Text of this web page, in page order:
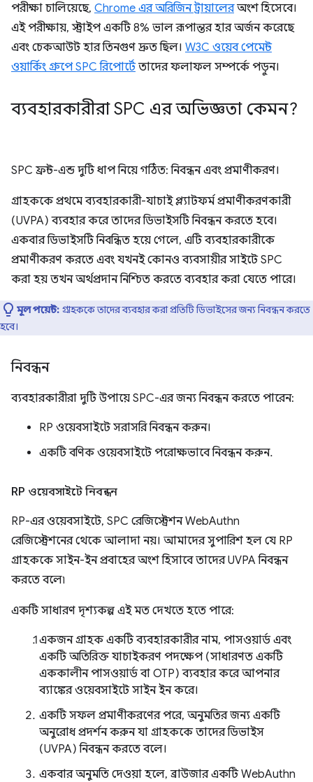
পরীক্ষা চালিয়েছে, Chrome এর অরিজিন ট্রায়ালেরঅংশ হিসেবে।
এই পরীক্ষায়, স্ট্রাইপ একটি 8% ভাল রূপান্তর হার অর্জন করেছে
এবং চেকআউট হার তিনগুণ দ্রুত ছিল। W3C ওয়েব পেমেন্ট
ওয়ার্কিং গ্রুপে SPC রিপোর্টেতাদের ফলাফল সম্পর্কে পড়ুন।
ব্যবহারকারীরা SPC এর অভিজ্ঞতা কেমন?
SPC ফ্রন্ট-এন্ড দুটি ধাপ নিয়ে গঠিত: নিবন্ধন এবং প্রমাণীকরণ।
গ্রাহককে প্রথমে ব্যবহারকারী-যাচাই প্ল্যাটফর্ম প্রমাণীকরণকারী
(UVPA) ব্যবহার করে তাদের ডিভাইসটি নিবন্ধন করতে হবে।
একবার ডিভাইসটি নিবন্ধিত হয়ে গেলে, এটি ব্যবহারকারীকে
প্রমাণীকরণ করতে এবং যখনই কোনও ব্যবসায়ীর সাইটে SPC
করা হয় তখন অর্থপ্রদান নিশ্চিত করতে ব্যবহার করা যেতে পারে।
মূল পয়েন্ট: গ্রাহককে তাদের ব্যবহার করা প্রতিটি ডিভাইসের জন্য নিবন্ধন করতে
হবে।
নিবন্ধন
ব্যবহারকারীরা দুটি উপায়ে SPC-এর জন্য নিবন্ধন করতে পারেন:
RP ওয়েবসাইটে সরাসরি নিবন্ধন করুন।
একটি বণিক ওয়েবসাইটে পরোক্ষভাবে নিবন্ধন করুন.
RP ওয়েবসাইটে নিবন্ধন
RP-এর ওয়েবসাইটে, SPC রেজিস্ট্রেশন WebAuthn
রেজিস্ট্রেশনের থেকে আলাদা নয়। আমাদের সুপারিশ হল যে RP
গ্রাহককে সাইন-ইন প্রবাহের অংশ হিসাবে তাদের UVPA নিবন্ধন
করতে বলে৷
একটি সাধারণ দৃশ্যকল্প এই মত দেখতে হতে পারে:
একজন গ্রাহক একটি ব্যবহারকারীর নাম, পাসওয়ার্ড এবং
একটি অতিরিক্ত যাচাইকরণ পদক্ষেপ (সাধারণত একটি
এককালীন পাসওয়ার্ড বা OTP) ব্যবহার করে আপনার
ব্যাঙ্কের ওয়েবসাইটে সাইন ইন করে।
একটি সফল প্রমাণীকরণের পরে, অনুমতির জন্য একটি
অনুরোধ প্রদর্শন করুন যা গ্রাহককে তাদের ডিভাইস
(UVPA) নিবন্ধন করতে বলে।
একবার অনুমতি দেওয়া হলে, ব্রাউজার একটি WebAuthn